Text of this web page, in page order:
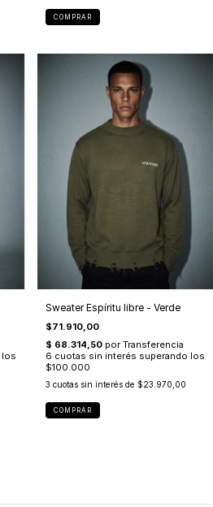
COMPRAR
Sweater Espíritu libre - Verde
$71.910,00
3 cuotas sin interés de $23.970,00
COMPRAR